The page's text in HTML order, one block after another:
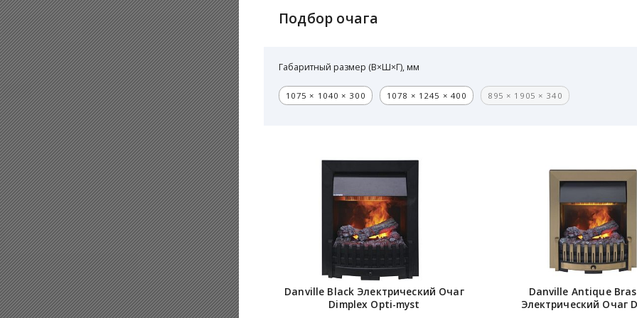
Подбор очага
Габаритный размер (В×Ш×Г), мм
1075 × 1040 × 300 1078 × 1245 × 400 895 × 1905 × 340
Danville Black Электрический Очаг
Dimplex Opti-myst
Danville Antique
Электрический Очаг